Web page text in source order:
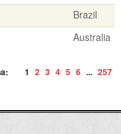
Brazil
Australia
1 2 3 4 5 6 ... 257